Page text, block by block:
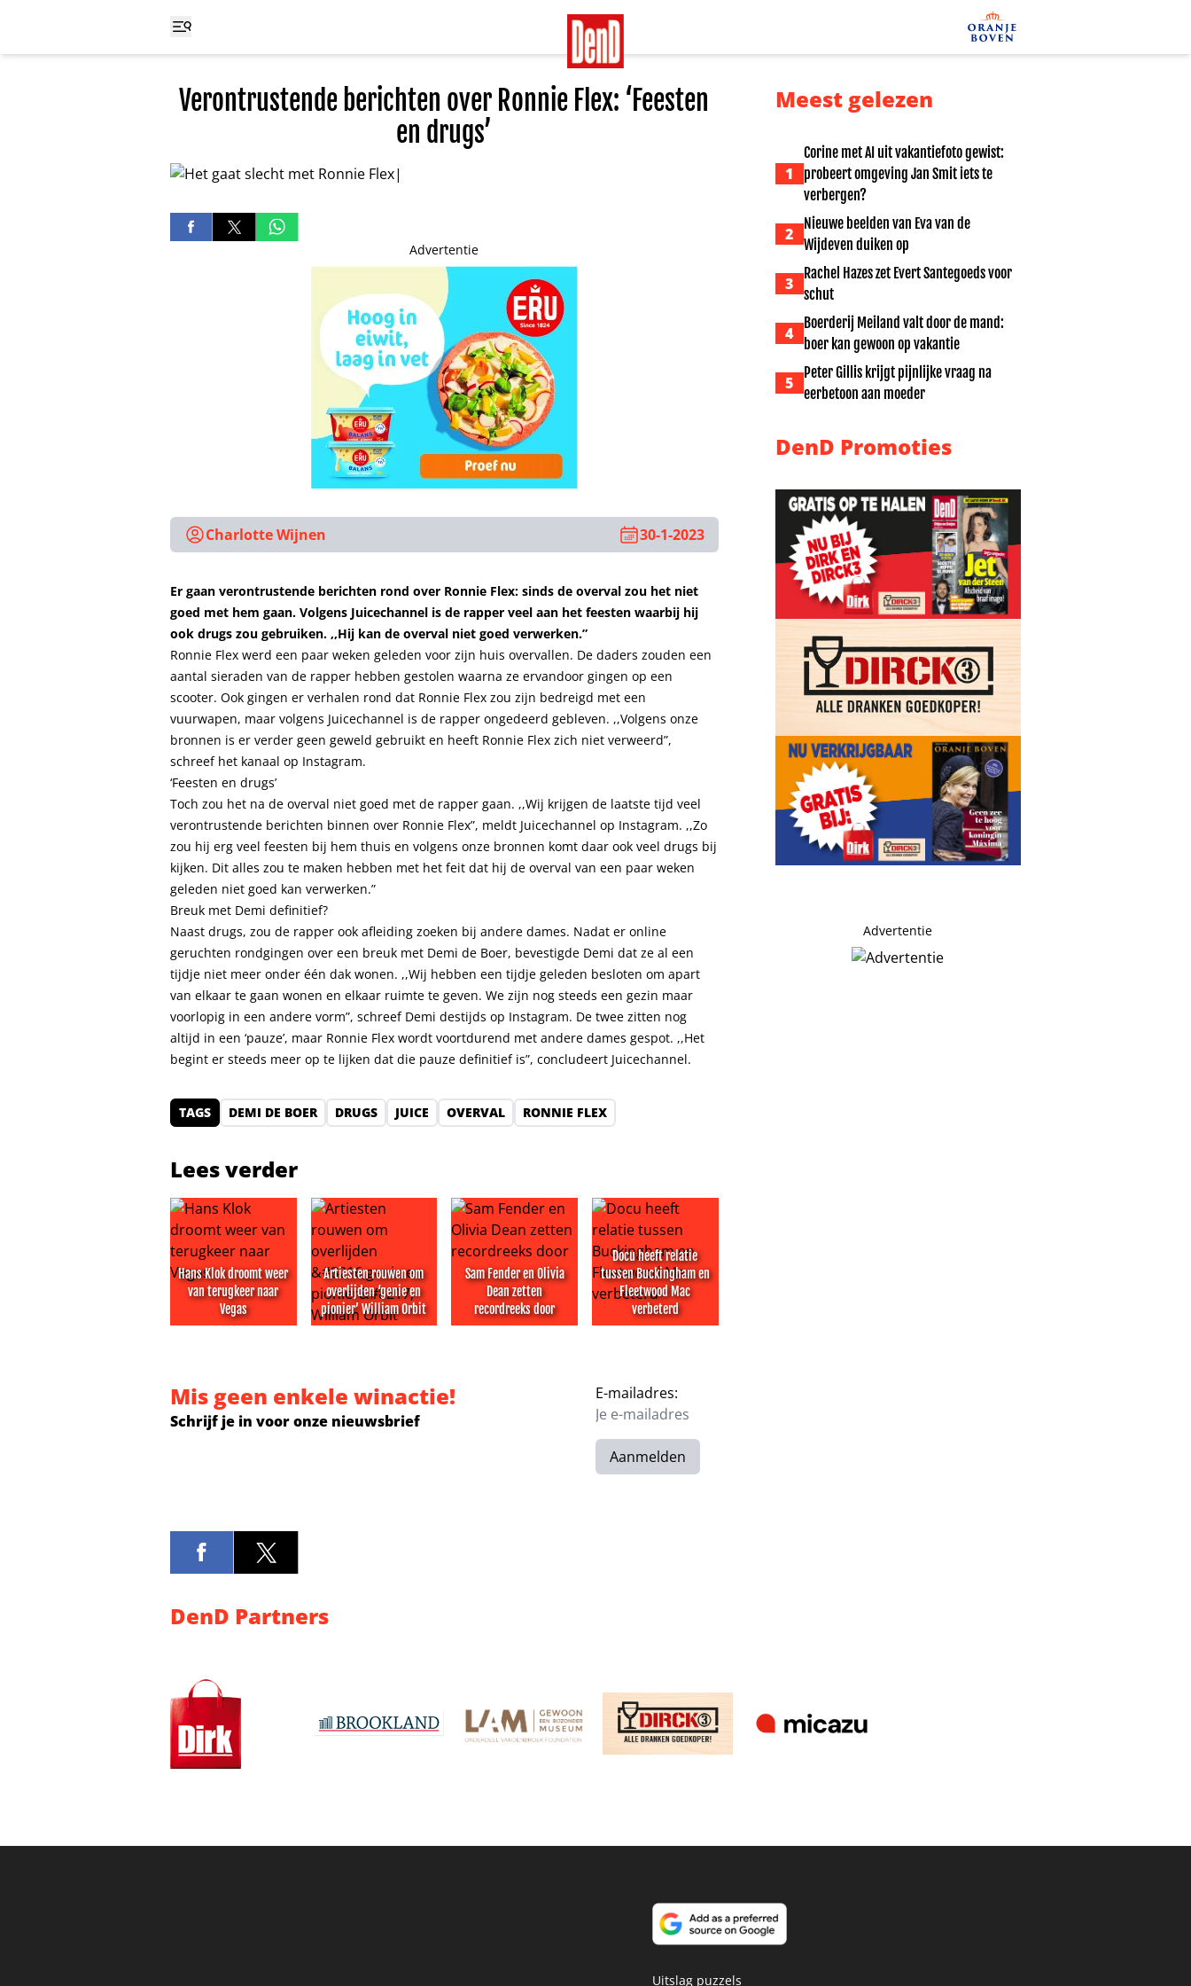
Verontrustende berichten over Ronnie Flex: ‘Feesten
en drugs’
Advertentie
Charlotte Wijnen 30-1-2023
Er gaan verontrustende berichten rond over Ronnie Flex: sinds de overval zou het niet
goed met hem gaan. Volgens Juicechannel is de rapper veel aan het feesten waarbij hij
ook drugs zou gebruiken. ,,Hij kan de overval niet goed verwerken.”
Ronnie Flex werd een paar weken geleden voor zijn huis overvallen. De daders zouden een
aantal sieraden van de rapper hebben gestolen waarna ze ervandoor gingen op een
scooter. Ook gingen er verhalen rond dat Ronnie Flex zou zijn bedreigd met een
vuurwapen, maar volgens Juicechannel is de rapper ongedeerd gebleven. ,,Volgens onze
bronnen is er verder geen geweld gebruikt en heeft Ronnie Flex zich niet verweerd”,
schreef het kanaal op Instagram.
‘Feesten en drugs’
Toch zou het na de overval niet goed met de rapper gaan. ,,Wij krijgen de laatste tijd veel
verontrustende berichten binnen over Ronnie Flex”, meldt Juicechannel op Instagram. ,,Zo
zou hij erg veel feesten bij hem thuis en volgens onze bronnen komt daar ook veel drugs bij
kijken. Dit alles zou te maken hebben met het feit dat hij de overval van een paar weken
geleden niet goed kan verwerken.”
Breuk met Demi definitief?
Naast drugs, zou de rapper ook afleiding zoeken bij andere dames. Nadat er online
geruchten rondgingen over een breuk met Demi de Boer, bevestigde Demi dat ze al een
tijdje niet meer onder één dak wonen. ,,Wij hebben een tijdje geleden besloten om apart
van elkaar te gaan wonen en elkaar ruimte te geven. We zijn nog steeds een gezin maar
voorlopig in een andere vorm”, schreef Demi destijds op Instagram. De twee zitten nog
altijd in een ‘pauze’, maar Ronnie Flex wordt voortdurend met andere dames gespot. ,,Het
begint er steeds meer op te lijken dat die pauze definitief is”, concludeert Juicechannel.
TAGS DEMI DE BOER DRUGS JUICE OVERVAL RONNIE FLEX
Lees verder
Hans Klok droomt weer
van terugkeer naar
Vegas
Artiesten rouwen om
overlijden ‘genie en
pionier’ William Orbit
Sam Fender en Olivia
Dean zetten
recordreeks door
Docu heeft relatie
tussen Buckingham en
Fleetwood Mac
verbeterd
Meest gelezen
1
Corine met AI uit vakantiefoto gewist:
probeert omgeving Jan Smit iets te
verbergen?
2
Nieuwe beelden van Eva van de
Wijdeven duiken op
3
Rachel Hazes zet Evert Santegoeds voor
schut
4
Boerderij Meiland valt door de mand:
boer kan gewoon op vakantie
5
Peter Gillis krijgt pijnlijke vraag na
eerbetoon aan moeder
DenD Promoties
Advertentie
Mis geen enkele winactie!
Schrijf je in voor onze nieuwsbrief
E-mailadres:
Aanmelden
DenD Partners
Uitslag puzzels